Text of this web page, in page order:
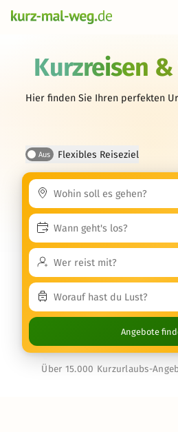
Kurzreisen
Hier finden Sie Ihren perfekten
Aus Flexibles Reiseziel
Angebote
Über 15.000 Kurzurlaubs-